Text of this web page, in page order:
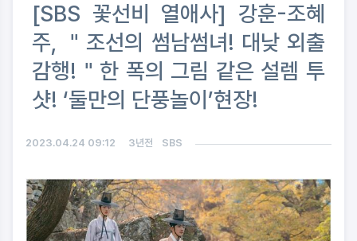
[SBS 꽃선비 열애사] 강훈-조혜
주, ＂조선의 썸남썸녀! 대낮 외출
감행!＂한 폭의 그림 같은 설렘 투
샷! ‘둘만의 단풍놀이’현장!
2023.04.24 09:12 3년전 SBS